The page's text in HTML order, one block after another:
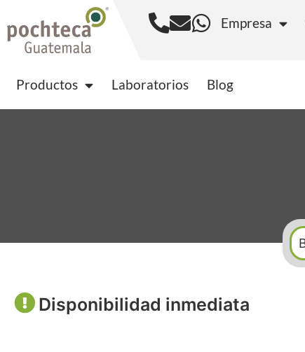
Empresa
Productos Laboratorios Blog
Disponibilidad inmediata